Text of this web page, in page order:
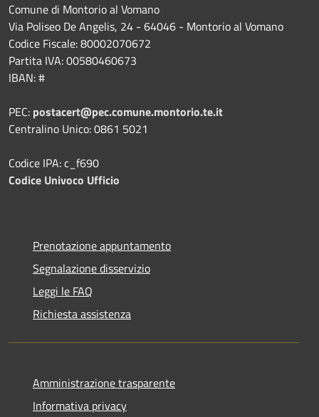
Comune di Montorio al Vomano
Via Poliseo De Angelis, 24 - 64046 - Montorio al Vomano
Codice Fiscale: 80002070672
Partita IVA: 00580460673
IBAN: #
PEC: postacert@pec.comune.montorio.te.it
Centralino Unico: 0861 5021
Codice IPA: c_f690
Codice Univoco Ufficio
Prenotazione appuntamento
Segnalazione disservizio
Leggi le FAQ
Richiesta assistenza
Amministrazione trasparente
Informativa privacy